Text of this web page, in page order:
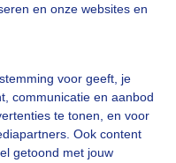
en onze websites en
voor geeft, je
communicatie en aanbod
te tonen, en voor
Ook content
getoond met jouw
aub...